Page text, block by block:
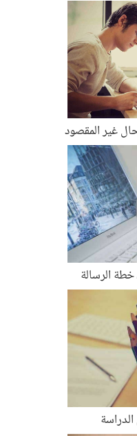
غير المقصود
خطة الرسالة